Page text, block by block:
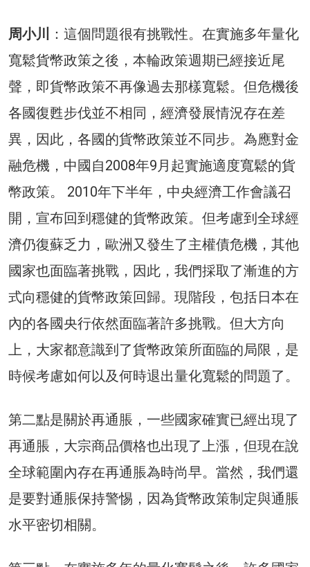
周小川
：這個問題很有挑戰性。在實施多年量化
寬鬆貨幣政策之後，本輪政策週期已經接近尾
聲，即貨幣政策不再像過去那樣寬鬆。但危機後
各國復甦步伐並不相同，經濟發展情況存在差
異，因此，各國的貨幣政策並不同步。為應對金
融危機，中國自2008年9月起實施適度寬鬆的貨
幣政策。 2010年下半年，中央經濟工作會議召
開，宣布回到穩健的貨幣政策。但考慮到全球經
濟仍復蘇乏力，歐洲又發生了主權債危機，其他
國家也面臨著挑戰​​，因此，我們採取了漸進的方
式向穩健的貨幣政策回歸。現階段，包括日本在
內的各國央行依然面臨著許多挑戰。但大方向
上，大家都意識到了貨幣政策所面臨的局限，是
時候考慮如何以及何時退出量化寬鬆的問題了。
第二點是關於再通脹，一些國家確實已經出現了
再通脹，大宗商品價格也出現了上漲，但現在說
全球範圍內存在再通脹為時尚早。當然，我們還
是要對通脹保持警惕，因為貨幣政策制定與通脹
水平密切相關。